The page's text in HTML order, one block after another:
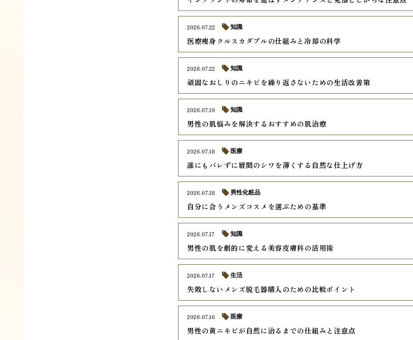
医療痩身クルスカダブルの仕組みと冷却の科学
2026.07.22 知識
頑固なおしりのニキビを繰り返さないための生活改善策
2026.07.22 知識
男性の肌悩みを解決するおすすめの肌治療
2026.07.19 知識
誰にもバレずに眉間のシワを薄くする自然な仕上げ方
2026.07.18 医療
自分に合うメンズコスメを選ぶための基準
2026.07.18 男性化粧品
男性の肌を劇的に変える美容皮膚科の活用術
2026.07.17 知識
失敗しないメンズ脱毛器購入のための比較ポイント
2026.07.17 生活
男性の黄ニキビが自然に治るまでの仕組みと注意点
2026.07.16 医療